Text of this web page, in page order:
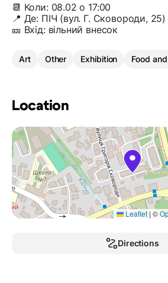
📆 Коли: 08.02 о 17:00
📍 Де: ПІЧ (вул. Г. Сковороди, 25)
🎫 Вхід: вільний внесок
Art Other Exhibition Food
Location
Leaflet | ©
Directions